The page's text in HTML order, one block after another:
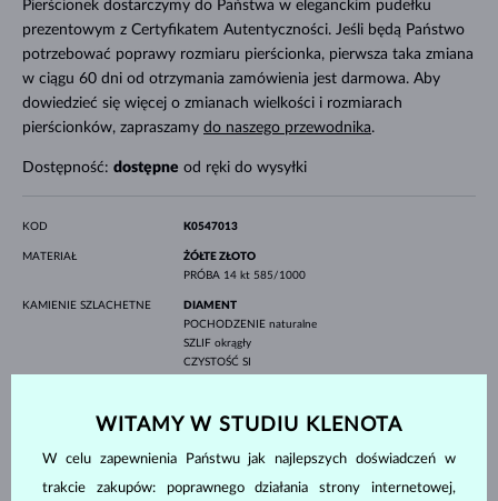
Pierścionek dostarczymy do Państwa w eleganckim pudełku
prezentowym z Certyfikatem Autentyczności. Jeśli będą Państwo
potrzebować poprawy rozmiaru pierścionka, pierwsza taka zmiana
w ciągu 60 dni od otrzymania zamówienia jest darmowa. Aby
dowiedzieć się więcej o zmianach wielkości i rozmiarach
pierścionków, zapraszamy do naszego przewodnika.
Dostępność: dostępne od ręki do wysyłki
KOD K0547013
MATERIAŁ
ŻÓŁTE ZŁOTO
PRÓBA 14 kt 585/1000
KAMIENIE SZLACHETNE
DIAMENT
POCHODZENIE naturalne
SZLIF okrągły
CZYSTOŚĆ SI
WAGA0.5 ct
WITAMY W STUDIU KLENOTA
W celu zapewnienia Państwu jak najlepszych doświadczeń w
trakcie zakupów: poprawnego działania strony internetowej,